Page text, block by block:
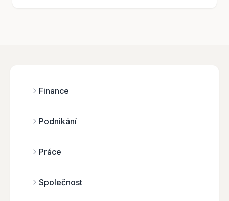
Finance
Podnikání
Práce
Společnost